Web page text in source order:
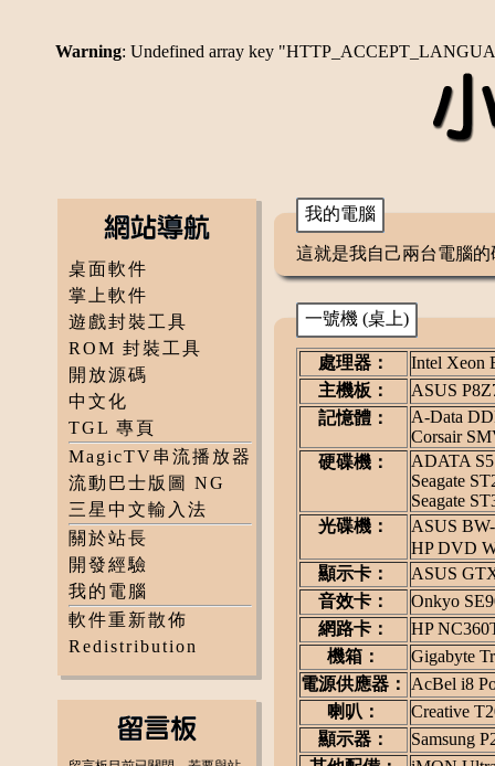
Warning: Undefined array key
桌面軟件
掌上軟件
遊戲封裝工具
ROM 封裝工具
開放源碼
中文化
TGL 專頁
MagicTV串流播放器
流動巴士版圖 NG
三星中文輸入法
關於站長
開發經驗
我的電腦
軟件重新散佈
Redistribution
我的電腦
這就是我自己兩台電腦
一號機 (桌上)
處理器：
Intel Xeon
主機板：
ASUS
記憶體：
A-Data
Corsair
硬碟機：
ADATA
Seagate
Seagate
光碟機：
ASUS
HP DVD
顯示卡：
ASUS
音效卡：
Onkyo
網路卡：
HP
機箱：
Gigabyte
電源供應器：
AcBel i8
喇叭：
Creative
顯示器：
Samsung